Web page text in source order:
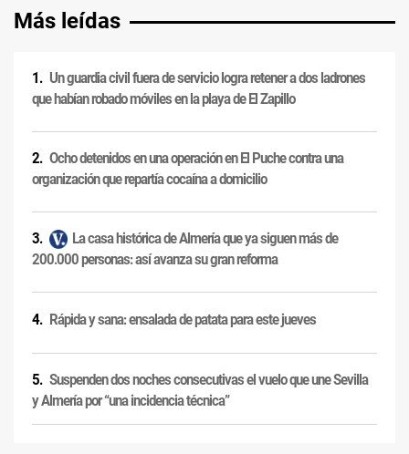
Más leídas
Un guardia civil fuera de servicio logra retener a dos ladrones
que habían robado móviles en la playa de El Zapillo
Ocho detenidos en una operación en El Puche contra una
organización que repartía cocaína a domicilio
La casa histórica de Almería que ya siguen más de
200.000 personas: así avanza su gran reforma
Rápida y sana: ensalada de patata para este jueves
Suspenden dos noches consecutivas el vuelo que une Sevilla
y Almería por “una incidencia técnica”